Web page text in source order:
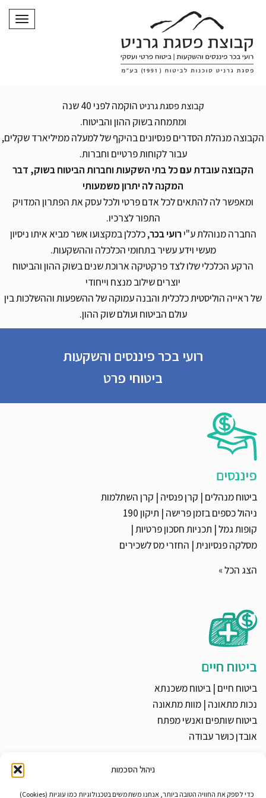
ניהול הסכמות
כדי לספק את החוויה הטובה ביותר, אנחנו משתמשים בטכנולוגיות כמו עוגיות (Cookies)
קבוצת פסגת גרניטהוקמה לפני 40 שנה
ומתמחה בשוק ההון והביטוח.
הקבוצה מנהלת הסדרים פנסיונים בהיקף של למעלה ממיליארד שקלים,
עבור לקוחות פרטיים וחברות.
הקבוצה עובדת עם כל בתי השקעות וחברות הביטוח בשוק, דבר
המקנה לה יתרון משמעותי
ומאפשר לה להתאים לכל אדם פרטי ולכל עסק את הפתרון המדויק
התפור לצרכיו.
החברה מנוהלת ע"ירועי בכר, כלכלן במקצועו אשר מביא איתו ניסיון
מעשי וידע עשיר בתחומי הכלכלה וההשקעות.
הרקע הכלכלי שלו לצד פרקטיקה ארוכת שנים בשוק ההון והביטוח
יוצרים שילוב מנצח וייחודי
של ראייה הוליסטית כלכלית והבנה עמוקה של ההשפעות וההשלכות בין
עולם הביטוח ועולם שוק ההון.
רועי בכר פיננסים והשקעות
ביטוחי פרט
פיננסים
ביטוח מנהלים | קרן פנסיה | קרן השתלמות
ניהול כספים בזמן פרישה | תיקון 190
קופות גמל| תכניות חסכון פרטיות|
מסלקה פנסיונית| החזרי מס לשכירים
הצג הכל »
ביטוח חיים
ביטוח חיים | ביטוח משכנתא
נכות מתאונה | מוות מתאונה
ביטוח שותפים ואנשי מפתח
אובדן כושר עבודה